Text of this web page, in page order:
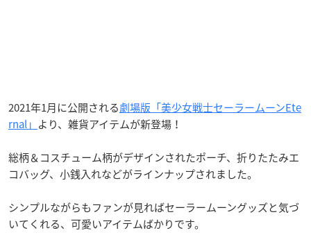
2021年1月に公開される劇場版「美少女戦士セーラームーンEte
rnal」 より、雑貨アイテムが新登場！
総柄＆コスチューム柄がデザインされたポーチ、折りたたみエ
コバッグ、小銭入れなどがラインナップされました。
シンプルながらもファンが見ればセーラームーングッズと気づ
いてくれる、可愛いアイテムばかりです。